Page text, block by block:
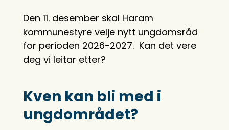
Den 11. desember skal Haram
kommunestyre velje nytt ungdomsråd
for perioden 2026-2027. Kan det vere
deg vi leitar etter?
Kven kan bli med i
ungdområdet?